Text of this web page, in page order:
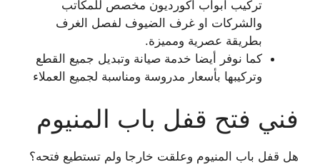
تركيب ابواب اكورديون مخصص للمكاتب
والشركات او غرف الضيوف لفصل الغرف
بطريقة عصرية ومميزة.
كما نوفر أيضا خدمة صيانة وتبديل جميع القطع
وتركيبها بأسعار مدروسة ومناسبة لجميع العملاء
فني فتح قفل باب المنيوم
هل قفل باب المنيوم وعلقت خارجا ولم تستطيع فتحه؟